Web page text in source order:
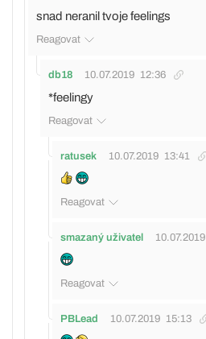
snad neranil tvoje feelings
Reagovat
db18 10.07.2019 12:36
*feelingy
Reagovat
ratusek 10.07.2019 13:41
Reagovat
smazaný uživatel 10.07.2019
Reagovat
PBLead 10.07.2019 15:13